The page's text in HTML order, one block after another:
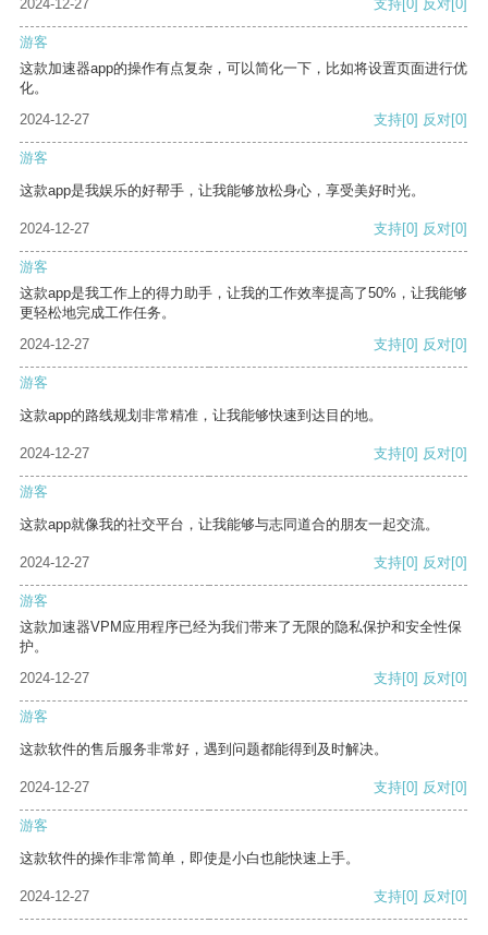
2024-12-27
支持[0] 反对[0]
游客
这款加速器app的操作有点复杂，可以简化一下，比如将设置页面进行优
化。
2024-12-27
支持[0] 反对[0]
游客
这款app是我娱乐的好帮手，让我能够放松身心，享受美好时光。
2024-12-27 支持[0] 反对[0]
游客
这款app是我工作上的得力助手，让我的工作效率提高了50%，让我能够
更轻松地完成工作任务。
2024-12-27
支持[0] 反对[0]
游客
这款app的路线规划非常精准，让我能够快速到达目的地。
2024-12-27 支持[0] 反对[0]
游客
这款app就像我的社交平台，让我能够与志同道合的朋友一起交流。
2024-12-27 支持[0] 反对[0]
游客
这款加速器VPM应用程序已经为我们带来了无限的隐私保护和安全性保
护。
2024-12-27
支持[0] 反对[0]
游客
这款软件的售后服务非常好，遇到问题都能得到及时解决。
2024-12-27 支持[0] 反对[0]
游客
这款软件的操作非常简单，即使是小白也能快速上手。
2024-12-27 支持[0] 反对[0]